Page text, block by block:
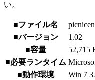
い。
■ファイル名
■バージョン
1.02
■容量
52,715
■必要ランタイム
■動作環境
Win 7